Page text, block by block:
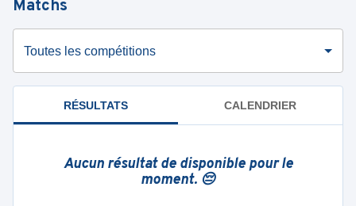
Matchs
Toutes les compétitions
RÉSULTATS CALENDRIER
Aucun résultat de disponible pour le
moment. 😔